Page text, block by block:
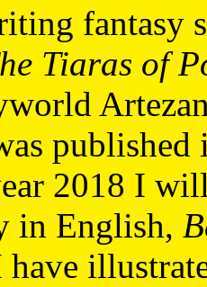
fantasy
Tiaras of
published
2018 I
in English,
have